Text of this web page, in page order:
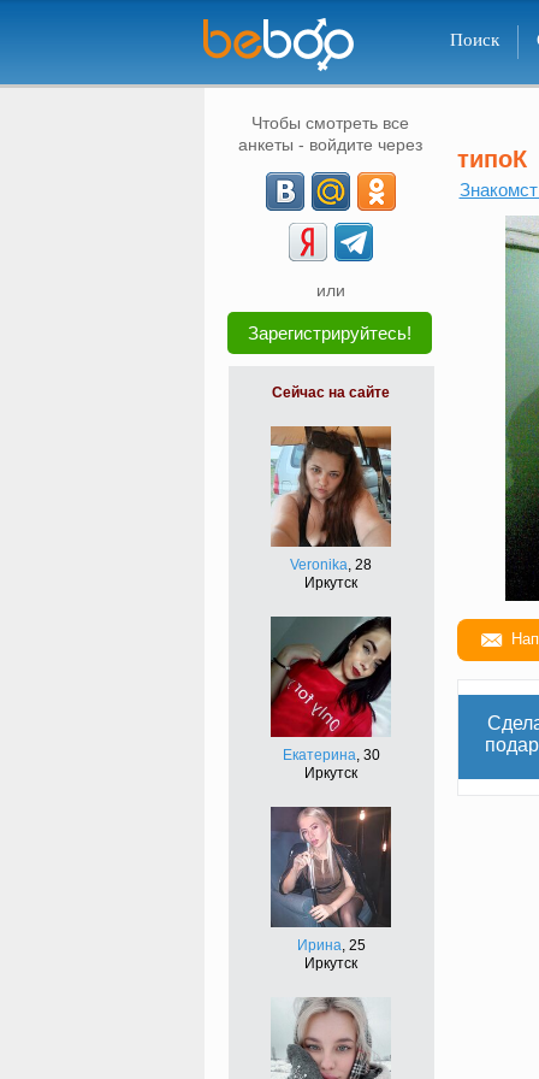
Поиск
Чтобы смотреть все
анкеты - войдите через
или
Зарегистрируйтесь!
Сейчас на сайте
Veronika, 28
Иркутск
Екатерина, 30
Иркутск
Ирина, 25
Иркутск
типоК